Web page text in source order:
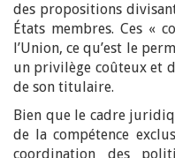
des propositions
États membres. Ces «
l’Union, ce qu’est le
un privilège coûteux et
de son titulaire.
Bien que le cadre
de la compétence
coordination des